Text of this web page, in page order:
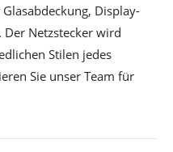
Display-
Netzstecker wird
Stilen jedes
Sie unser Team für